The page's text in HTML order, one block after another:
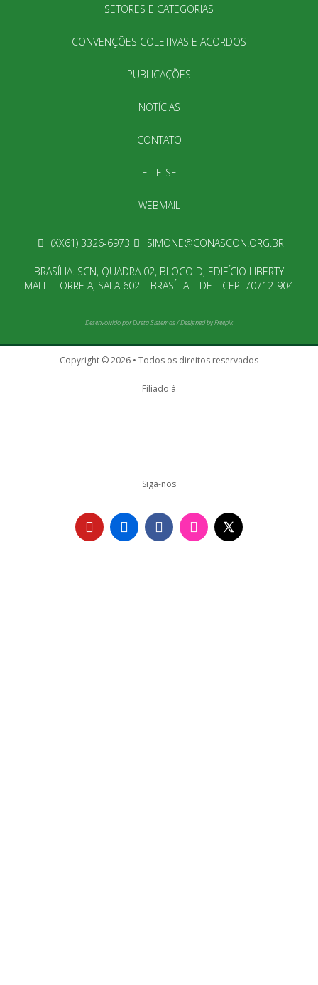
SETORES E CATEGORIAS
CONVENÇÕES COLETIVAS E ACORDOS
PUBLICAÇÕES
NOTÍCIAS
CONTATO
FILIE-SE
WEBMAIL
(XX61) 3326-6973 SIMONE@CONASCON.ORG.BR
BRASÍLIA: SCN, QUADRA 02, BLOCO D, EDIFÍCIO LIBERTY
MALL -TORRE A, SALA 602 – BRASÍLIA – DF – CEP: 70712-904
Desenvolvido porDireta Sistemas/Designed by Freepik
Copyright © 2026 • Todos os direitos reservados
Filiado à
Siga-nos